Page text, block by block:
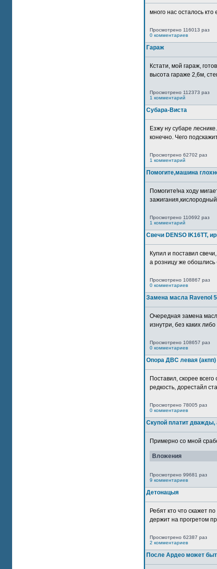
много нас осталось
Просмотрено 116013 раз
0 комментариев
Гараж
Кстати, мой гараж,
высота гараже 2,6м,
Просмотрено 112373 раз
1 комментарий
Субара-Виста
Езжу ну субаре
конечно. Чего
Просмотрено 62702 раз
1 комментарий
Помогите,машина
Помогите!на ходу
Просмотрено 110692 раз
1 комментарий
Свечи DENSO IK16TT,
Купил и поставил
а розницу же обошлись
Просмотрено 108867 раз
0 комментариев
Замена масла Ravenol
Очередная замена
изнутри, без каких
Просмотрено 108657 раз
0 комментариев
Опора ДВС левая (акпп)
Поставил, скорее
редкость, дорестайл
Просмотрено 78005 раз
0 комментариев
Скупой платит
Примерно со мной
Вложения
Просмотрено 99681 раз
9 комментариев
Детонацыя
Ребят кто что скажет
держит на прогретом
Просмотрено 62387 раз
2 комментариев
После Ардео может